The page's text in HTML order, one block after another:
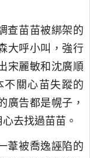
查苗苗被綁架的
大呼小叫，強行
宋麗敏和沈廣順
不關心苗失蹤的
廣告都是幌子，
去找過苗苗。
葦被喬逸誣陷的